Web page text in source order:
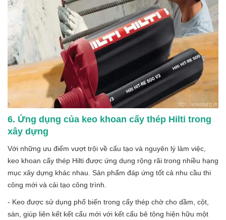
6. Ứng dụng của keo khoan cấy thép Hilti trong
xây dựng
Với những ưu điểm vượt trội về cấu tạo và nguyên lý làm việc,
keo khoan cấy thép Hilti được ứng dụng rộng rãi trong nhiều hạng
mục xây dựng khác nhau. Sản phẩm đáp ứng tốt cả nhu cầu thi
công mới và cải tạo công trình.
- Keo được sử dụng phổ biến trong cấy thép chờ cho dầm, cột,
sàn, giúp liên kết kết cấu mới với kết cấu bê tông hiện hữu một